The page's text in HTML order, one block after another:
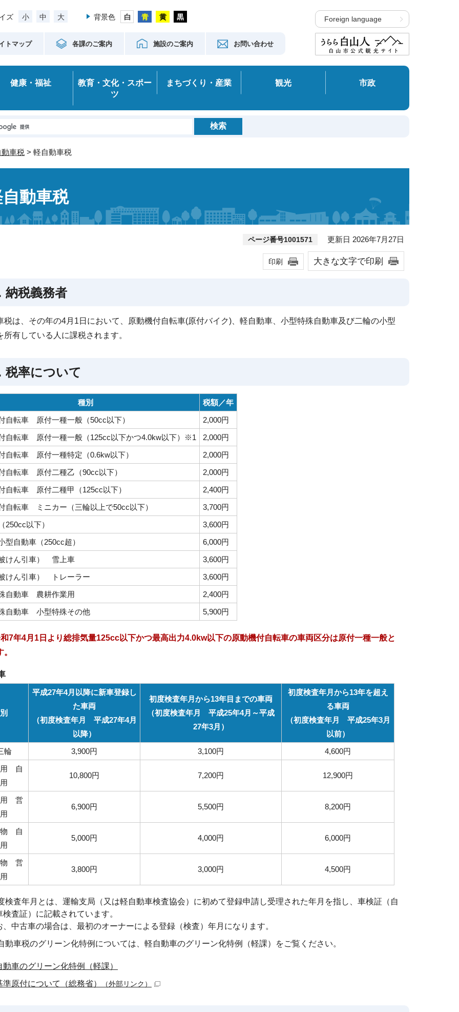
ズ 小 中 大 背景色
トマップ 各課のご案内 施設のご案内 お問い合わせ
Foreign language
健康・福祉
教育・文化・スポー
ツ
まちづくり・産業 観光 市政
車税 > 軽自動車税
動車税
ページ番号1001571 更新日 2026年7月27日
印刷 大きな文字で印刷
納税義務者
税は、その年の4月1日において、原動機付自転車(原付バイク)、軽自動車、小型特殊自動車及び二輪の小型
所有している人に課税されます。
税率について
種別
税額／年
自転車 原付一種一般（50cc以下）
2,000円
自転車 原付一種一般（125cc以下かつ4.0kw以下）※1
2,000円
自転車 原付一種特定（0.6kw以下）
2,000円
自転車 原付二種乙（90cc以下）
2,000円
自転車 原付二種甲（125cc以下）
2,400円
自転車 ミニカー（三輪以上で50cc以下）
3,700円
250cc以下）
3,600円
型自動車（250cc超）
6,000円
けん引車） 雪上車
3,600円
けん引車） トレーラー
3,600円
自動車 農耕作業用
2,400円
自動車 小型特殊その他
5,900円
年4月1日より総排気量125cc以下かつ最高出力4.0kw以下の原動機付自転車の車両区分は原付一種一般と
平成27年4月以降に新車登録し
た車両
（初度検査年月 平成27年4月
以降）
初度検査年月から13年目までの車両
（初度検査年月 平成25年4月～平成
27年3月）
初度検査年月から13年を超え
る車両
（初度検査年月 平成25年3月
以前）
輪
3,900円 3,100円
4,600円
用 自
10,800円 7,200円 12,900円
用 営
6,900円 5,500円 8,200円
物 自
5,000円 4,000円 6,000円
物 営
3,800円 3,000円 4,500円
検査年月とは、運輸支局（又は軽自動車検査協会）に初めて登録申請し受理された年月を指し、車検証（自
検査証）に記載されています。
、中古車の場合は、最初のオーナーによる登録（検査）年月になります。
動車税のグリーン化特例については、軽自動車のグリーン化特例（軽課）をご覧ください。
動車のグリーン化特例（軽課）
準原付について（総務省）
（外部リンク）